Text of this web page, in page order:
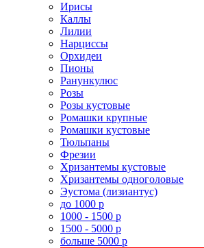
Ирисы
Каллы
Лилии
Нарциссы
Орхидеи
Пионы
Ранункулюс
Розы
Розы кустовые
Ромашки крупные
Ромашки кустовые
Тюльпаны
Фрезии
Хризантемы кустовые
Хризантемы одноголовые
Эустома (лизиантус)
до 1000 р
1000 - 1500 р
1500 - 5000 р
больше 5000 р